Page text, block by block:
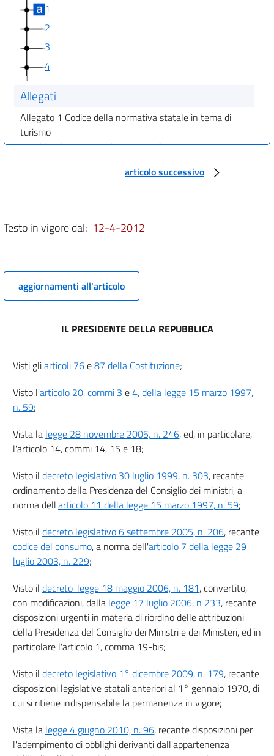
1
2
3
4
Allegati
Allegato 1 Codice della normativa statale in tema di
turismo
CODICE DELLA NORMATIVA STATALE IN TEMA DI
TITOLO I
art. 1
CAPO II
IMPRESE TURISTICHE
art. 4
art. 5
CAPO I
art. 6
art. 7
TITOLO III
CAPO I
STRUTTURE RICETTIVE E ALTRE FORME DI RICETTIVITÀ
art. 8
art. 10
art. 11
ALTRE STRUTTURE RICETTIVE
art. 12
art. 13
art. 14
DISPOSIZIONI COMUNI PER LE STRUTTURE TURISTICO RICETTIVE
art. 15
art. 16
art. 17
TITOLO IV
articolo successivo
Testo in vigore dal: 12-4-2012
aggiornamenti all'articolo
IL PRESIDENTE DELLA REPUBBLICA
Visti gliarticoli 76e87 della Costituzione;
Visto l'articolo 20, commi 3 e4, della legge 15 marzo 1997,
n. 59;
Vista la legge 28 novembre 2005, n. 246, ed, in particolare,
l'articolo 14, commi 14, 15 e 18;
Visto il decreto legislativo 30 luglio 1999, n. 303, recante
ordinamento della Presidenza del Consiglio dei ministri, a
norma dell'articolo 11 della legge 15 marzo 1997, n. 59;
Visto il decreto legislativo 6 settembre 2005, n. 206, recante
codice del consumo, a norma dell'articolo 7 della legge 29
luglio 2003, n. 229;
Visto il decreto-legge 18 maggio 2006, n. 181, convertito,
con modificazioni, dalla legge 17 luglio 2006, n 233, recante
disposizioni urgenti in materia di riordino delle attribuzioni
della Presidenza del Consiglio dei Ministri e dei Ministeri, ed in
particolare l'articolo 1, comma 19-bis;
Visto il decreto legislativo 1° dicembre 2009, n. 179, recante
disposizioni legislative statali anteriori al 1° gennaio 1970, di
cui si ritiene indispensabile la permanenza in vigore;
Vista la legge 4 giugno 2010, n. 96, recante disposizioni per
l'adempimento di obblighi derivanti dall'appartenenza